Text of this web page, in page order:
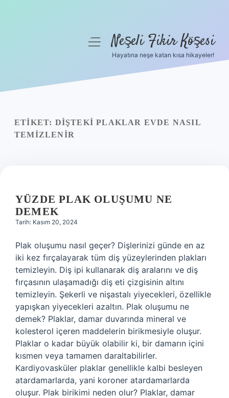
Yasal Uyarı
menüyüNeşeli Fikir Köşesi
Hayatına neşe katan kısa hikayeler!
ETIKET: DIŞTEKI PLAKLAR EVDE NASIL
TEMIZLENIR
YÜZDE PLAK OLUŞUMU NE
DEMEK
Tarih: Kasım 20, 2024
Plak oluşumu nasıl geçer? Dişlerinizi günde en az
iki kez fırçalayarak tüm diş yüzeylerinden plakları
temizleyin. Diş ipi kullanarak diş aralarını ve diş
fırçasının ulaşamadığı diş eti çizgisinin altını
temizleyin. Şekerli ve nişastalı yiyecekleri, özellikle
yapışkan yiyecekleri azaltın. Plak oluşumu ne
demek? Plaklar, damar duvarında mineral ve
kolesterol içeren maddelerin birikmesiyle oluşur.
Plaklar o kadar büyük olabilir ki, bir damarın içini
kısmen veya tamamen daraltabilirler.
Kardiyovasküler plaklar genellikle kalbi besleyen
atardamarlarda, yani koroner atardamarlarda
oluşur. Plak birikimi neden olur? Plaklar, damar